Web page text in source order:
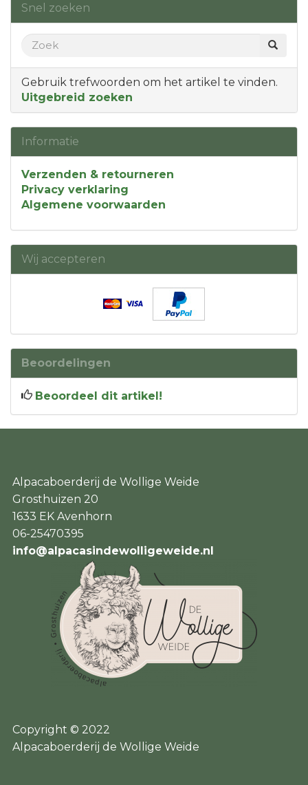
Snel zoeken
Gebruik trefwoorden om het artikel te vinden.
Uitgebreid zoeken
Informatie
Verzenden & retourneren
Privacy verklaring
Algemene voorwaarden
Wij accepteren
Beoordelingen
Beoordeel dit artikel!
Alpacaboerderij de Wollige Weide
Grosthuizen 20
1633 EK Avenhorn
06-25470395
info@alpacasindewolligeweide.nl
Copyright © 2022
Alpacaboerderij de Wollige Weide